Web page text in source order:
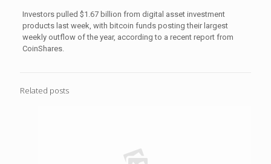
Investors pulled $1.67 billion from digital asset investment
products last week, with bitcoin funds posting their largest
weekly outflow of the year, according to a recent report from
CoinShares.
Related posts